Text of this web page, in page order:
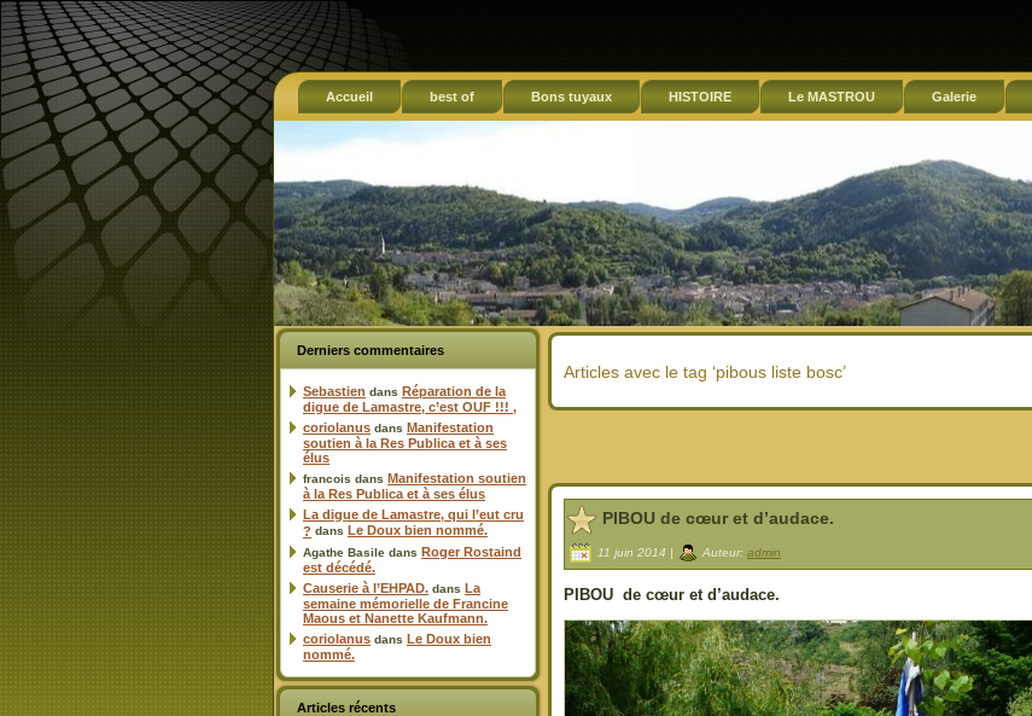
Accueil best of Bons tuyaux HISTOIRE Le MASTROU Galerie
Derniers commentaires
Sebastien dans Réparation de la
digue de Lamastre, c’est OUF !!! ,
coriolanus dans Manifestation
soutien à la Res Publica et à ses
élus
francois dans Manifestation soutien
à la Res Publica et à ses élus
La digue de Lamastre, qui l’eut cru
? dans Le Doux bien nommé.
Agathe Basile dans Roger Rostaind
est décédé.
Causerie à l’EHPAD. dans La
semaine mémorielle de Francine
Maous et Nanette Kaufmann.
coriolanus dans Le Doux bien
nommé.
Articles récents
Articles avec le tag ‘pibous liste bosc’
PIBOU de cœur et d’audace.
11 juin 2014 | Auteur: admin
PIBOU de cœur et d’audace.